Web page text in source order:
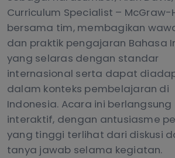
Curriculum Specialist – McGraw-
bersama tim, membagikan
dan praktik pengajaran Bahasa
yang selaras dengan standar
internasional serta dapat
dalam konteks pembelajaran di
Indonesia. Acara ini berlangsung
interaktif, dengan antusiasme
yang tinggi terlihat dari diskusi
tanya jawab selama kegiatan.